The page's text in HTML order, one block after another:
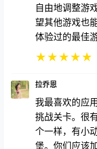
自由地调整游
望其他游戏也
体验过的最佳
★★★★★
拉乔恩
我最喜欢的应
挑战关卡。很
个一样，有小
堡。你们应该